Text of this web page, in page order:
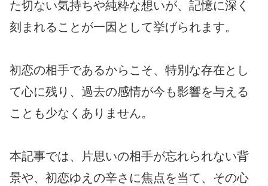
た切ない気持ちや純粋な想いが、記憶に深く
刻まれることが一因として挙げられます。
初恋の相手であるからこそ、特別な存在とし
て心に残り、過去の感情が今も影響を与える
ことも少なくありません。
本記事では、片思いの相手が忘れられない背
景や、初恋ゆえの辛さに焦点を当て、その心